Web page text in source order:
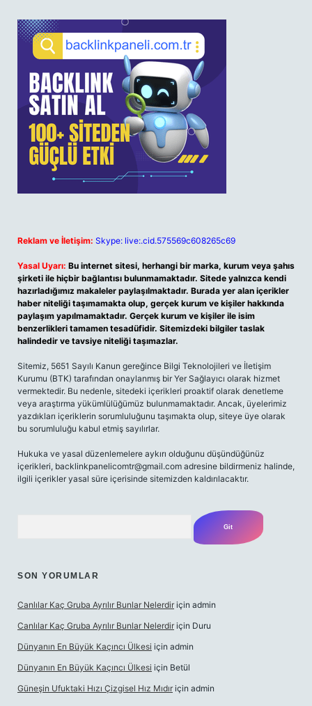
Reklam ve İletişim: Skype: live:.cid.575569c608265c69
Yasal Uyarı: Bu internet sitesi, herhangi bir marka, kurum veya şahıs
şirketi ile hiçbir bağlantısı bulunmamaktadır. Sitede yalnızca kendi
hazırladığımız makaleler paylaşılmaktadır. Burada yer alan içerikler
haber niteliği taşımamakta olup, gerçek kurum ve kişiler hakkında
paylaşım yapılmamaktadır. Gerçek kurum ve kişiler ile isim
benzerlikleri tamamen tesadüfidir. Sitemizdeki bilgiler taslak
halindedir ve tavsiye niteliği taşımazlar.
Sitemiz, 5651 Sayılı Kanun gereğince Bilgi Teknolojileri ve İletişim
Kurumu (BTK) tarafından onaylanmış bir Yer Sağlayıcı olarak hizmet
vermektedir. Bu nedenle, sitedeki içerikleri proaktif olarak denetleme
veya araştırma yükümlülüğümüz bulunmamaktadır. Ancak, üyelerimiz
yazdıkları içeriklerin sorumluluğunu taşımakta olup, siteye üye olarak
bu sorumluluğu kabul etmiş sayılırlar.
Hukuka ve yasal düzenlemelere aykırı olduğunu düşündüğünüz
içerikleri, backlinkpanelicomtr@gmail.com adresine bildirmeniz halinde,
ilgili içerikler yasal süre içerisinde sitemizden kaldırılacaktır.
SON YORUMLAR
Canlılar Kaç Gruba Ayrılır Bunlar Nelerdir için admin
Canlılar Kaç Gruba Ayrılır Bunlar Nelerdir için Duru
Dünyanın En Büyük Kaçıncı Ülkesi için admin
Dünyanın En Büyük Kaçıncı Ülkesi için Betül
Güneşin Ufuktaki Hızı Çizgisel Hız Mıdır için admin